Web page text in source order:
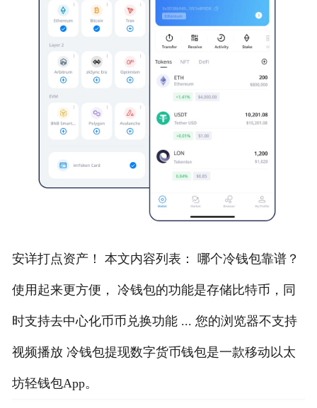
安详打点资产！ 本文内容列表： 哪个冷钱包靠谱？
使用起来更方便， 冷钱包的功能是存储比特币，同
时支持去中心化币币兑换功能 ... 您的浏览器不支持
视频播放 冷钱包提现数字货币钱包是一款移动以太
坊轻钱包App。